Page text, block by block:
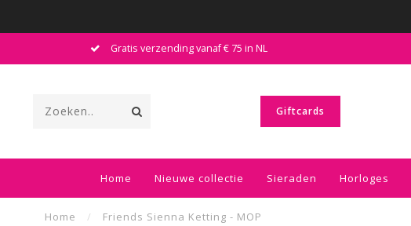
Gratis verzending vanaf € 75 in NL
Giftcards
Home Nieuwe collectie Sieraden Horloges
Home / Friends Sienna Ketting - MOP